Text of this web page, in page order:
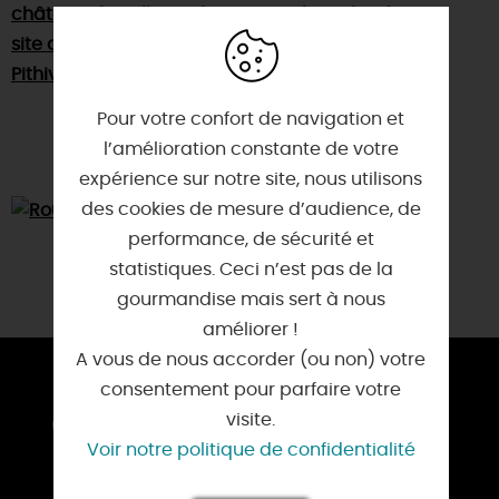
château de Bellegarde
site archéologique de Sceaux-du-Gâtinais
Pithiviers
COMMENT S'Y RENDRE ?
Pour votre confort de navigation et
l’amélioration constante de votre
expérience sur notre site, nous utilisons
des cookies de mesure d’audience, de
performance, de sécurité et
statistiques. Ceci n’est pas de la
gourmandise mais sert à nous
améliorer !
A vous de nous accorder (ou non) votre
consentement pour parfaire votre
visite.
Voir notre politique de confidentialité